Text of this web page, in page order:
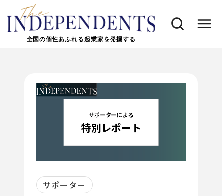
全国の個性あふれる起業家を発掘する
サポーター